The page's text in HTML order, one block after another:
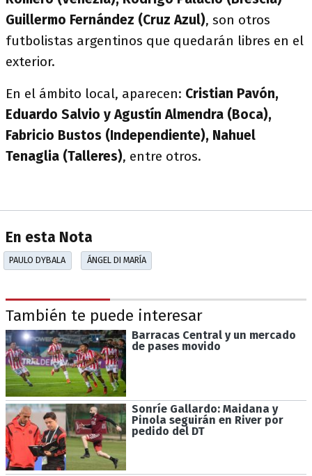
Guillermo Fernández (Cruz Azul), son otros
futbolistas argentinos que quedarán libres en el
exterior.
En el ámbito local, aparecen: Cristian Pavón,
Eduardo Salvio y Agustín Almendra (Boca),
Fabricio Bustos (Independiente), Nahuel
Tenaglia (Talleres), entre otros.
En esta Nota
PAULO DYBALA ÁNGEL DI MARÍA
También te puede interesar
Barracas Central y un mercado
de pases movido
Sonríe Gallardo: Maidana y
Pinola seguirán en River por
pedido del DT